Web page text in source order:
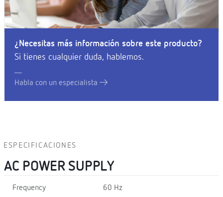
¿Necesitas más información sobre este producto?
Si tienes cualquier duda, hablemos.
Habla con un especialista
ESPECIFICACIONES
AC POWER SUPPLY
Frequency 60 Hz